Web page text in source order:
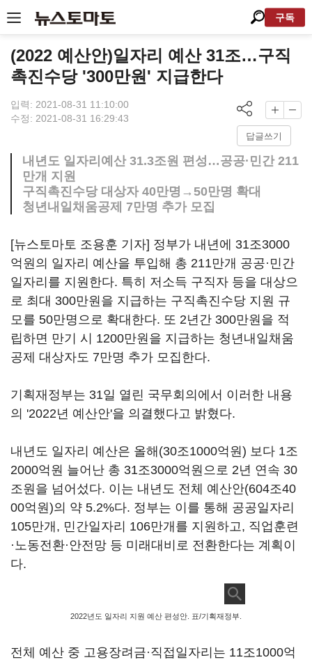
구독
(2022 예산안)일자리 예산 31조…구직
촉진수당 '300만원' 지급한다
입력: 2021-08-31 11:10:00
수정: 2021-08-31 16:29:43
답글쓰기
내년도 일자리예산 31.3조원 편성…공공·민간 211
만개 지원
구직촉진수당 대상자 40만명→50만명 확대
청년내일채움공제 7만명 추가 모집
[뉴스토마토 조용훈 기자] 정부가 내년에 31조3000
억원의 일자리 예산을 투입해 총 211만개 공공·민간
일자리를 지원한다. 특히 저소득 구직자 등을 대상으
로 최대 300만원을 지급하는 구직촉진수당 지원 규
모를 50만명으로 확대한다. 또 2년간 300만원을 적
립하면 만기 시 1200만원을 지급하는 청년내일채움
공제 대상자도 7만명 추가 모집한다.
기획재정부는 31일 열린 국무회의에서 이러한 내용
의 '2022년 예산안'을 의결했다고 밝혔다.
내년도 일자리 예산은 올해(30조1000억원) 보다 1조
2000억원 늘어난 총 31조3000억원으로 2년 연속 30
조원을 넘어섰다. 이는 내년도 전체 예산안(604조40
00억원)의 약 5.2%다. 정부는 이를 통해 공공일자리
105만개, 민간일자리 106만개를 지원하고, 직업훈련
·노동전환·안전망 등 미래대비로 전환한다는 계획이
다.
2022년도 일자리 지원 예산 편성안. 표/기획재정부.
전체 예산 중 고용장려금·직접일자리는 11조1000억